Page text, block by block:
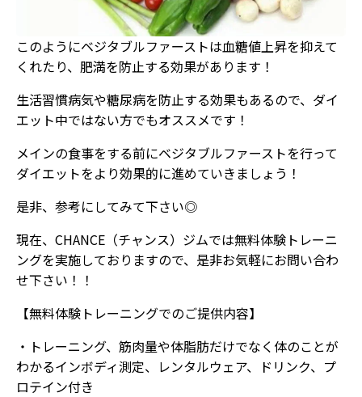
このようにベジタブルファーストは血糖値上昇を抑えて
くれたり、肥満を防止する効果があります！
生活習慣病気や糖尿病を防止する効果もあるので、ダイ
エット中ではない方でもオススメです！
メインの食事をする前にベジタブルファーストを行って
ダイエットをより効果的に進めていきましょう！
是非、参考にしてみて下さい◎
現在、CHANCE（チャンス）ジムでは無料体験トレーニ
ングを実施しておりますので、是非お気軽にお問い合わ
せ下さい！！
【無料体験トレーニングでのご提供内容】
・トレーニング、筋肉量や体脂肪だけでなく体のことが
わかるインボディ測定、レンタルウェア、ドリンク、プ
ロテイン付き